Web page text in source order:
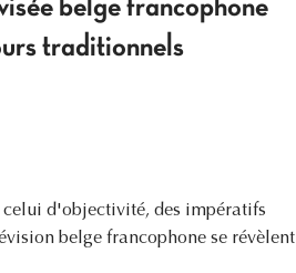
belge francophone
traditionnels
d'objectivité, des impératifs
belge francophone se révèlent